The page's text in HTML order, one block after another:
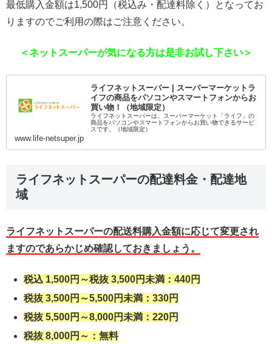
最低購入金額は1,500円（税込み・配達料除く）となってお
りますのでご利用の際はご注意ください。
＜ネットスーパーが気になる方は是非お試し下さい＞
ライフネットスーパー | スーパーマーケットラ
イフの商品をパソコンやスマートフォンからお
買い物！（地域限定）
ライフネットスーパーは、スーパーマーケット「ライフ」の
商品をパソコンやスマートフォンからお買い物できるサービ
スです。（地域限定）
www.life-netsuper.jp
ライフネットスーパーの配達料金・配達地
域
ライフネットスーパーの配送料購入金額に応じて変更され
ますのであらかじめ確認しておきましょう。
税込 1,500円～税抜 3,500円未満：440円
税抜 3,500円～5,500円未満：330円
税抜 5,500円～8,000円未満：220円
税抜 8,000円～：無料